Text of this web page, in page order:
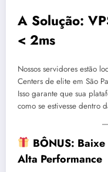
A Solução:
< 2ms
Nossos servidores estão
Centers de elite em São
Isso garante que sua
como se estivesse dentro
BÔNUS:
Alta Performance